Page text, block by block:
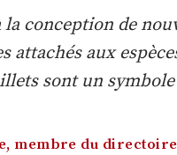
conception de
attachés aux
sont un
membre du directoire